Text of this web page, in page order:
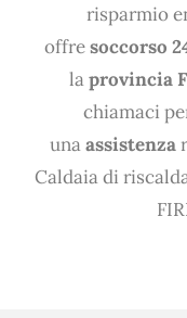
risparmio
offre soccorso
la provincia
chiamaci
una assistenza
Caldaia di